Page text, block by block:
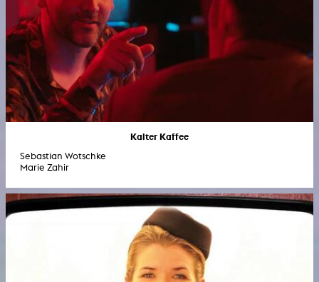
Kalter Kaffee
Sebastian Wotschke
Marie Zahir